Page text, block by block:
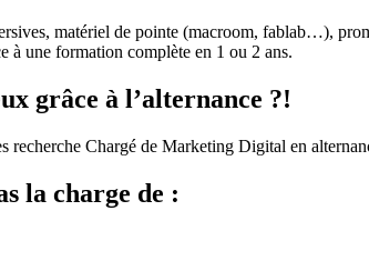
matériel de pointe (macroom, fablab…),
à une formation complète en 1 ou 2 ans.
grâce à l’alternance ?!
Chargé de Marketing Digital en
la charge de :